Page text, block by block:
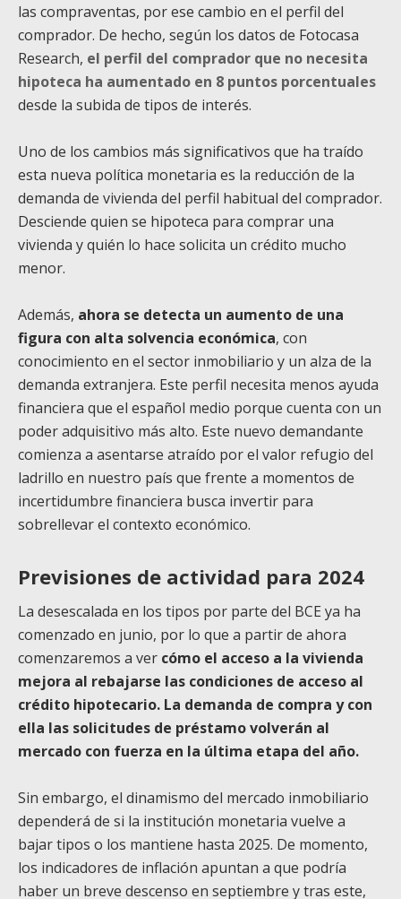
las compraventas, por ese cambio en el perfil del
comprador. De hecho, según los datos de Fotocasa
Research, el perfil del comprador que no necesita
hipoteca ha aumentado en 8 puntos porcentuales
desde la subida de tipos de interés.
Uno de los cambios más significativos que ha traído
esta nueva política monetaria es la reducción de la
demanda de vivienda del perfil habitual del comprador.
Desciende quien se hipoteca para comprar una
vivienda y quién lo hace solicita un crédito mucho
menor.
Además, ahora se detecta un aumento de una
figura con alta solvencia económica, con
conocimiento en el sector inmobiliario y un alza de la
demanda extranjera. Este perfil necesita menos ayuda
financiera que el español medio porque cuenta con un
poder adquisitivo más alto. Este nuevo demandante
comienza a asentarse atraído por el valor refugio del
ladrillo en nuestro país que frente a momentos de
incertidumbre financiera busca invertir para
sobrellevar el contexto económico.
Previsiones de actividad para 2024
La desescalada en los tipos por parte del BCE ya ha
comenzado en junio, por lo que a partir de ahora
comenzaremos a ver cómo el acceso a la vivienda
mejora al rebajarse las condiciones de acceso al
crédito hipotecario. La demanda de compra y con
ella las solicitudes de préstamo volverán al
mercado con fuerza en la última etapa del año.
Sin embargo, el dinamismo del mercado inmobiliario
dependerá de si la institución monetaria vuelve a
bajar tipos o los mantiene hasta 2025. De momento,
los indicadores de inflación apuntan a que podría
haber un breve descenso en septiembre y tras este,